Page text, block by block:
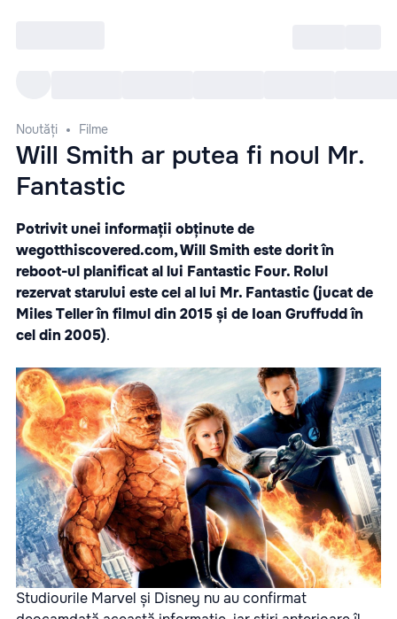
Noutăți Filme
Will Smith ar putea fi noul Mr.
Fantastic
Potrivit unei informații obținute de
wegotthiscovered.com, Will Smith este dorit în
reboot-ul planificat al lui Fantastic Four. Rolul
rezervat starului este cel al lui Mr. Fantastic (jucat de
Miles Teller în filmul din 2015 și de Ioan Gruffudd în
cel din 2005).
Studiourile Marvel și Disney nu au confirmat